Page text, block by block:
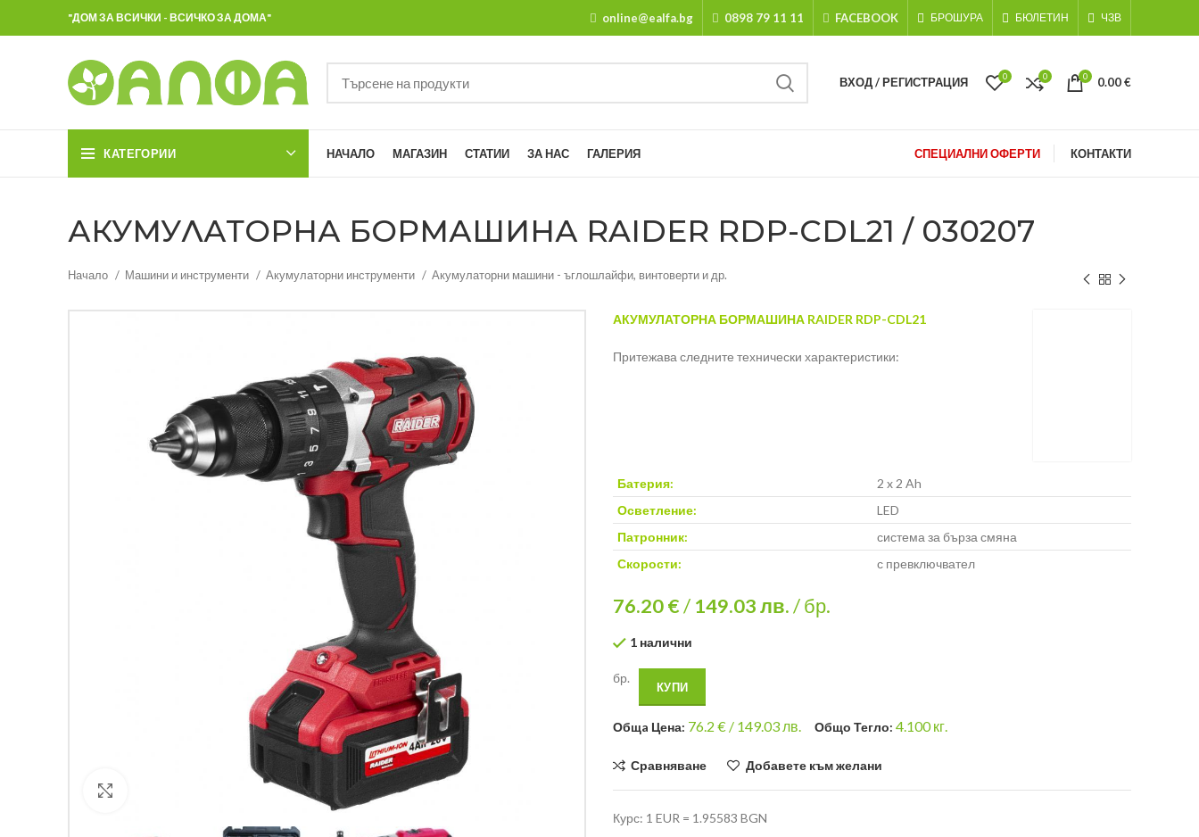
"ДОМ ЗА ВСИЧКИ - ВСИЧКО ЗА ДОМА" online@ealfa.bg 0898 79 11 11 FACEBOOK БРОШУРА БЮЛЕТИН ЧЗВ
ВХОД / РЕГИСТРАЦИЯ 0 0 0 0.00€
КАТЕГОРИИ НАЧАЛО МАГАЗИН СТАТИИ ЗА НАС ГАЛЕРИЯ СПЕЦИАЛНИ ОФЕРТИ КОНТАКТИ
АКУМУЛАТОРНА БОРМАШИНА RAIDER RDP-CDL21 / 030207
Начало Машини и инструменти Акумулаторни инструменти Акумулаторни машини - ъглошлайфи, винтоверти и др.
АКУМУЛАТОРНА БОРМАШИНА RAIDER RDP-CDL21
Притежава следните технически характеристики:
Батерия:
2 x 2 Ah
Осветление:
LED
Патронник:
система за бърза смяна
Скорости:
с превключвател
76.20 €/ 149.03лв./ бр.
1 налични
бр.
КУПИ
Общa Цена: 76.2 € / 149.03 лв. Общо Тегло: 4.100кг.
Сравняване Добавете към желани
Курс: 1 EUR = 1.95583 BGN